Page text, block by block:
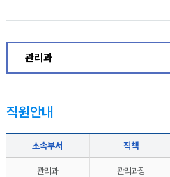
관리과
직원안내
소속부서 직책
관리과 관리과장